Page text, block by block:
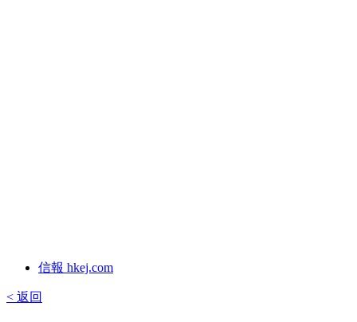
信報 hkej.com
< 返回